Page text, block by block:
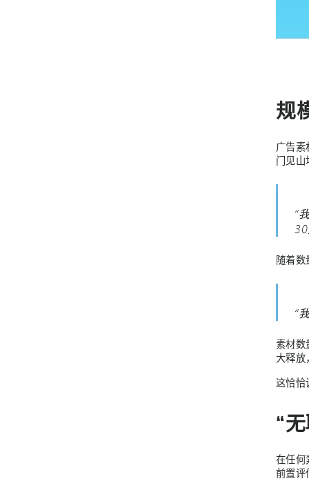
规
广告
门见山
“
随着
“
素材数
大释
这恰恰
“
在任何
前置评